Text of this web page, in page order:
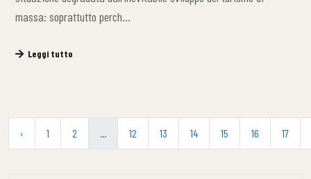
massa: soprattutto perch…
Leggi tutto
‹ 1 2 ... 12 13 14 15 16 17